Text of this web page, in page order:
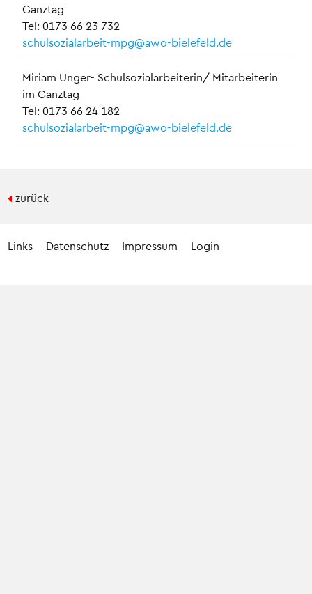
Ganztag
Tel: 0173 66 23 732
schulsozialarbeit-mpg@awo-bielefeld.de
Miriam Unger- Schulsozialarbeiterin/ Mitarbeiterin
im Ganztag
Tel: 0173 66 24 182
schulsozialarbeit-mpg@awo-bielefeld.de
zurück
Links Datenschutz Impressum Login